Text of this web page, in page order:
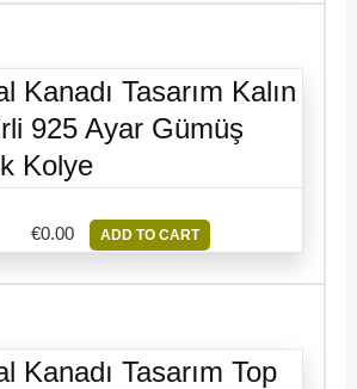
Kanadı Tasarım Kalın
925 Ayar Gümüş
Kolye
€0.00 ADD TO CART
Kanadı Tasarım Top